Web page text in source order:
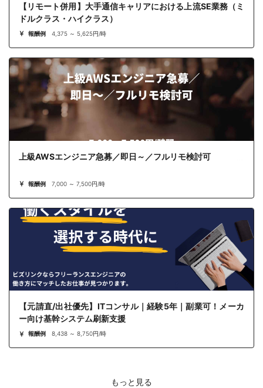
【リモート併用】大手通信キャリアにおける上流SE業務（ミ
ドルクラス・ハイクラス）
報酬例 4,375 ～ 5,625円/時
上級AWSエンジニア急募／即日～／フルリモ検討可
報酬例 7,000 ～ 7,500円/時
【元請直/出社優先】ITコンサル｜経験5年｜副業可！メーカ
ー向け基幹システム刷新支援
報酬例 8,438 ～ 8,750円/時
もっと見る